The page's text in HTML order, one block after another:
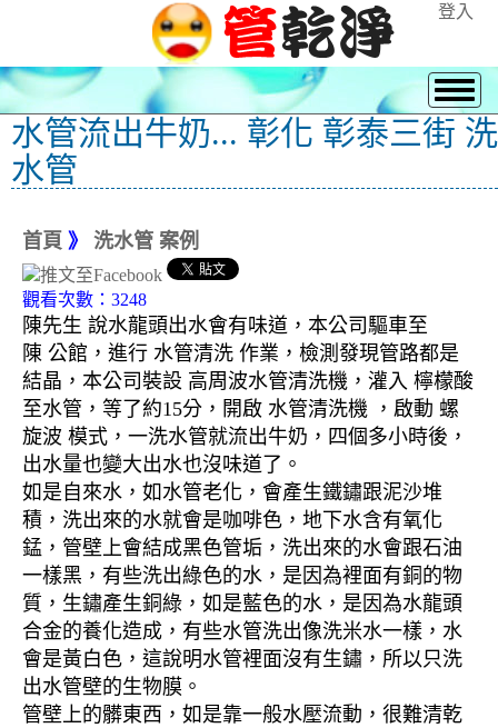
登入
水管流出牛奶... 彰化 彰泰三街 洗
水管
首頁 》 洗水管 案例
觀看次數：3248
陳先生 說水龍頭出水會有味道，本公司驅車至
陳 公館，進行 水管清洗 作業，檢測發現管路都是
結晶，本公司裝設 高周波水管清洗機，灌入 檸檬酸
至水管，等了約15分，開啟 水管清洗機 ，啟動 螺
旋波 模式，一洗水管就流出牛奶，四個多小時後，
出水量也變大出水也沒味道了。
如是自來水，如水管老化，會產生鐵鏽跟泥沙堆
積，洗出來的水就會是咖啡色，地下水含有氧化
錳，管壁上會結成黑色管垢，洗出來的水會跟石油
一樣黑，有些洗出綠色的水，是因為裡面有銅的物
質，生鏽產生銅綠，如是藍色的水，是因為水龍頭
合金的養化造成，有些水管洗出像洗米水一樣，水
會是黃白色，這說明水管裡面沒有生鏽，所以只洗
出水管壁的生物膜。
管壁上的髒東西，如是靠一般水壓流動，很難清乾